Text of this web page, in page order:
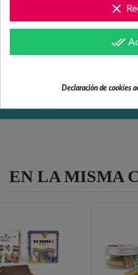
Revisa
EN LA MISMA
clear
done_all
Declaración de cookies